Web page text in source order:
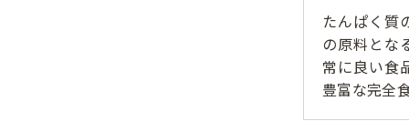
たんぱく質
の原料とな
常に良い食
豊富な完全